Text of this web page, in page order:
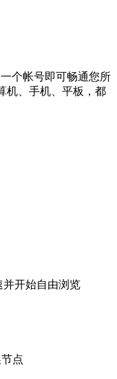
个帐号即可畅通您所
机、手机、平板，都
并开始自由浏览
点